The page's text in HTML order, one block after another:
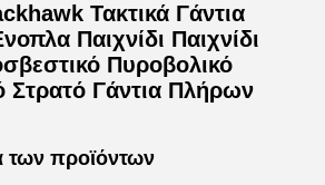
Τακτικά Γάντια
Παιχνίδι Παιχνίδι
Πυροβολικό
Στρατό Γάντια Πλήρων
των προϊόντων